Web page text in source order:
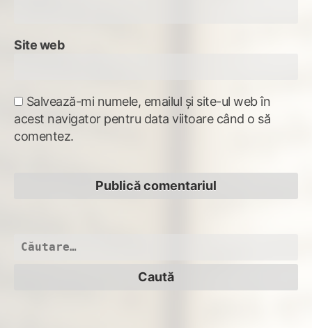
Site web
Salvează-mi numele, emailul și site-ul web în
acest navigator pentru data viitoare când o să
comentez.
Caută